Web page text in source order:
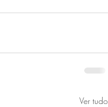
Ver tudo